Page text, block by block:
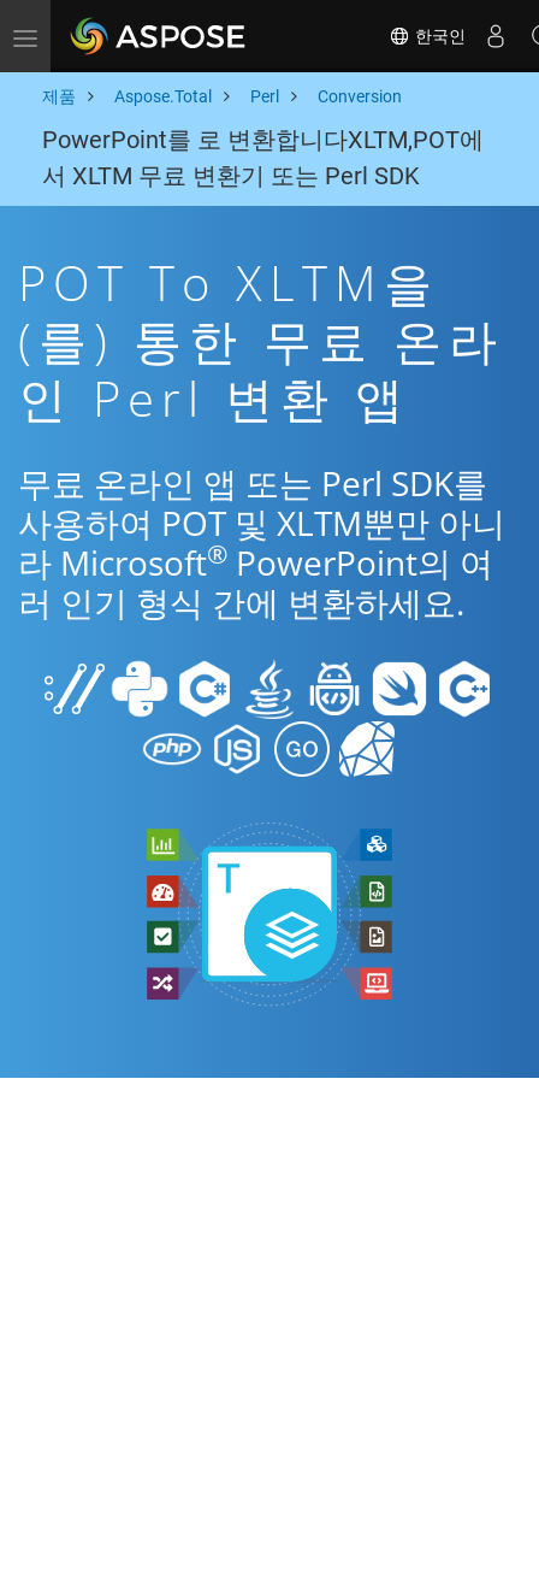
Toggle navigation 한국인
제품 Aspose.Total Perl Conversion
PowerPoint를 로 변환합니다XLTM,POT에
서 XLTM 무료 변환기 또는 Perl SDK
POT To XLTM을
(를) 통한 무료 온라
인 Perl 변환 앱
무료 온라인 앱 또는 Perl SDK를
사용하여 POT 및 XLTM뿐만 아니
라 Microsoft® PowerPoint의 여
러 인기 형식 간에 변환하세요.